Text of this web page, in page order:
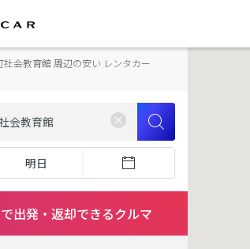
会教育館 周辺の安い レンタカー
明日
出発・返却できるクルマ